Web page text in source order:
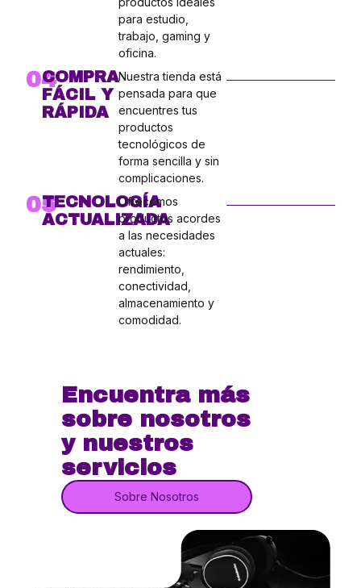
para estudio,
trabajo, gaming y
oficina.
04COMPRA
FÁCIL Y
RÁPIDA
Nuestra tienda está
pensada para que
encuentres tus
productos
tecnológicos de
forma sencilla y sin
complicaciones.
05TECNOLOGÍA
ACTUALIZADA
Ofrecemos
productos acordes
a las necesidades
actuales:
rendimiento,
conectividad,
almacenamiento y
comodidad.
Encuentra más
sobre nosotros
y nuestros
servicios
Sobre Nosotros